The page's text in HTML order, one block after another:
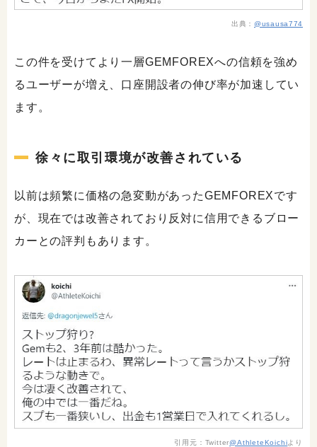
出典： @usausa774
この件を受けてより一層GEMFOREXへの信頼を強め
るユーザーが増え、口座開設者の伸び率が加速してい
ます。
徐々に取引環境が改善されている
以前は頻繁に価格の急変動があったGEMFOREXです
が、現在では改善されており反対に信用できるブロー
カーとの評判もあります。
引用元：Twitter@AthleteKoichiより